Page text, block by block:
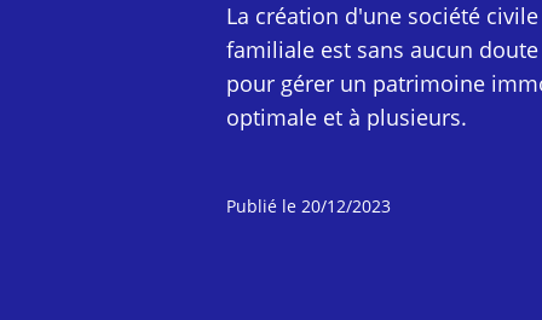
La création d'une société
familiale est sans aucun
pour gérer un patrimoine
optimale et à plusieurs.
Publié le 20/12/2023